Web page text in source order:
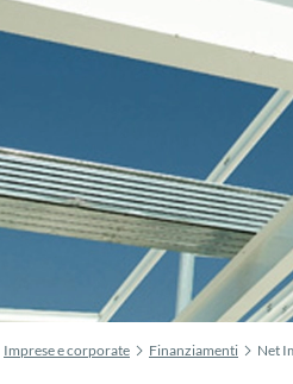
Imprese e corporate Finanziamenti Net